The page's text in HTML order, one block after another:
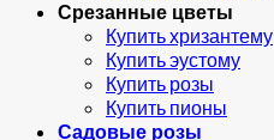
Срезанные цветы
Купить хризантему
Купить эустому
Купить розы
Купить пионы
Садовые розы